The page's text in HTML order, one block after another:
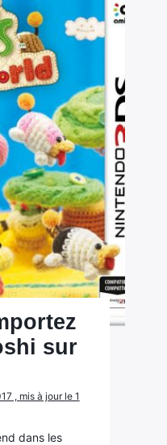
sur
, mis à jour le 1
dans les